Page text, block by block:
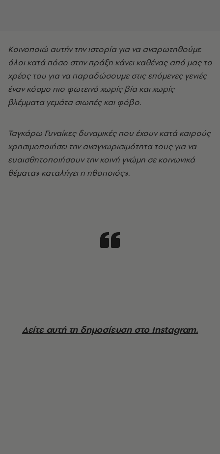
Κοινοποιώ αυτήν την ιστορία για να αναρωτηθούμε
όλοι κατά πόσο στην πράξη κάνει καθένας από μας το
χρέος του για να παραδώσουμε στις επόμενες γενιές
έναν κόσμο πιο φωτεινό χωρίς βία και χωρίς
βλέμματα γεμάτα σιωπές και φόβο.
Ταγκάρω Γυναίκες δυναμικές που έχουν κατά καιρούς
χρησιμοποιήσει την αναγνωρισιμότητα τους για να
ευαισθητοποιήσουν την κοινή γνώμη σε κοινωνικά
θέματα» καταλήγει η ηθοποιός».
Δείτε αυτή τη δημοσίευση στο Instagram.